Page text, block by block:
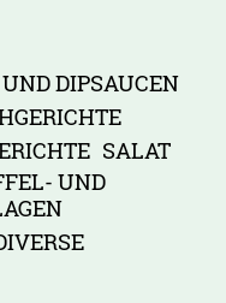
DIPSAUCEN
SALAT
UND